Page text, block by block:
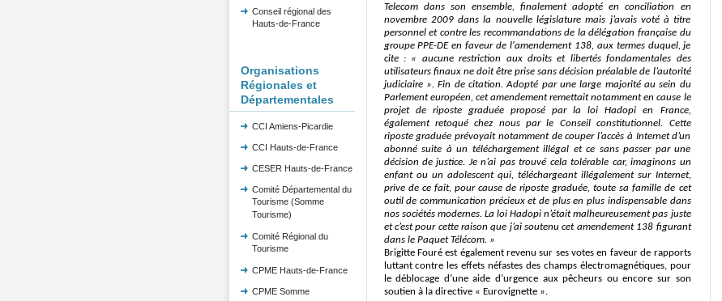
Conseil régional des
Hauts-de-France
Organisations
Régionales et
Départementales
CCI Amiens-Picardie
CCI Hauts-de-France
CESER Hauts-de-France
Comité Départemental du
Tourisme (Somme
Tourisme)
Comité Régional du
Tourisme
CPME Hauts-de-France
CPME Somme
Telecom dans son ensemble, finalement adopté en conciliation en
novembre 2009 dans la nouvelle législature mais j’avais voté à titre
personnel et contre les recommandations de la délégation française du
groupe PPE-DE en faveur de l'amendement 138, aux termes duquel, je
cite : « aucune restriction aux droits et libertés fondamentales des
utilisateurs finaux ne doit être prise sans décision préalable de l’autorité
judiciaire ». Fin de citation. Adopté par une large majorité au sein du
Parlement européen, cet amendement remettait notamment en cause le
projet de riposte graduée proposé par la loi Hadopi en France,
également retoqué chez nous par le Conseil constitutionnel. Cette
riposte graduée prévoyait notamment de couper l’accès à Internet d’un
abonné suite à un téléchargement illégal et ce sans passer par une
décision de justice. Je n’ai pas trouvé cela tolérable car, imaginons un
enfant ou un adolescent qui, téléchargeant illégalement sur Internet,
prive de ce fait, pour cause de riposte graduée, toute sa famille de cet
outil de communication précieux et de plus en plus indispensable dans
nos sociétés modernes. La loi Hadopi n’était malheureusement pas juste
et c’est pour cette raison que j’ai soutenu cet amendement 138 figurant
dans le Paquet Télécom. »
Brigitte Fouré est également revenu sur ses votes en faveur de rapports
luttant contre les effets néfastes des champs électromagnétiques, pour
le déblocage d’une aide d’urgence aux pêcheurs ou encore sur son
soutien à la directive « Eurovignette ».